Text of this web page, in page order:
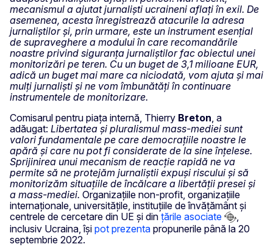
mecanismul a ajutat jurnaliști ucraineni aflați în exil. De
asemenea, acesta înregistrează atacurile la adresa
jurnaliștilor și, prin urmare, este un instrument esențial
de supraveghere a modului în care recomandările
noastre privind siguranța jurnaliștilor fac obiectul unei
monitorizări pe teren. Cu un buget de 3,1 milioane EUR,
adică un buget mai mare ca niciodată, vom ajuta și mai
mulți jurnaliști și ne vom îmbunătăți în continuare
instrumentele de monitorizare.
Comisarul pentru piața internă, Thierry Breton , a
adăugat: Libertatea și pluralismul mass-mediei sunt
valori fundamentale pe care democrațiile noastre le
apără și care nu pot fi considerate de la sine înțelese.
Sprijinirea unui mecanism de reacție rapidă ne va
permite să ne protejăm jurnaliștii expuși riscului și să
monitorizăm situațiile de încălcare a libertății presei și
a mass-mediei. Organizațiile non-profit, organizațiile
internaționale, universitățile, instituțiile de învățământ și
centrele de cercetare din UE și din țările asociate
inclusiv Ucraina, își pot prezenta propunerile până la 20
septembrie 2022.